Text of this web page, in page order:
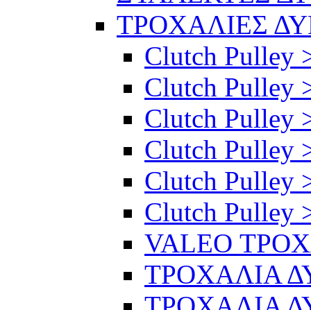
ΤΡΟΧΑΛΙΕΣ
Clutch Pulley
Clutch Pulley
Clutch Pulley
Clutch Pulley
Clutch Pulley
Clutch Pulley
VALEO
ΤΡΟΧΑΛΙΑ